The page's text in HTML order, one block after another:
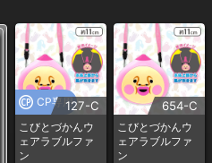
CP専用127-C
こびとづかんウ
ェアラブルファ
ン
654-C
こびとづかんウ
ェアラブルファ
ン